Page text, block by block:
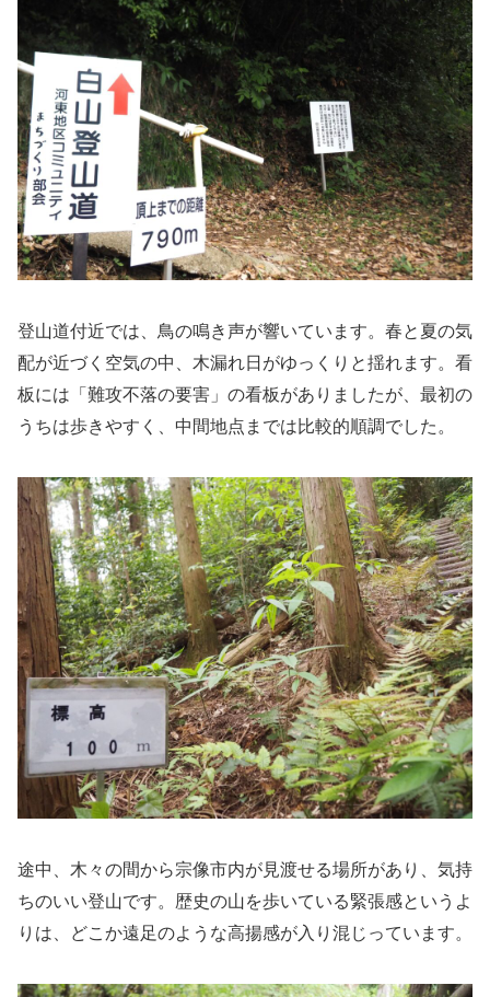
登山道付近では、鳥の鳴き声が響いています。春と夏の気
配が近づく空気の中、木漏れ日がゆっくりと揺れます。看
板には「難攻不落の要害」の看板がありましたが、最初の
うちは歩きやすく、中間地点までは比較的順調でした。
途中、木々の間から宗像市内が見渡せる場所があり、気持
ちのいい登山です。歴史の山を歩いている緊張感というよ
りは、どこか遠足のような高揚感が入り混じっています。